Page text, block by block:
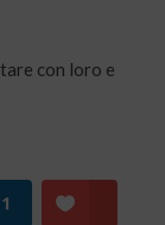
con loro e
1